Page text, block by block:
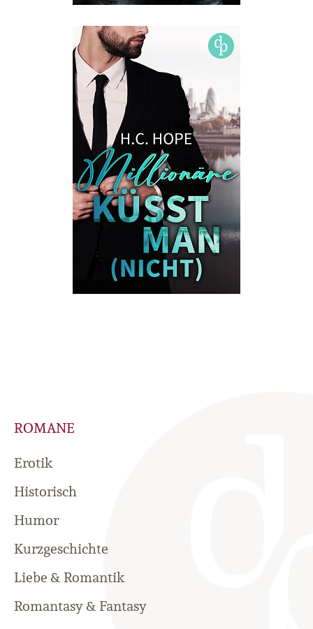
ROMANE
Erotik
Historisch
Humor
Kurzgeschichte
Liebe & Romantik
Romantasy & Fantasy